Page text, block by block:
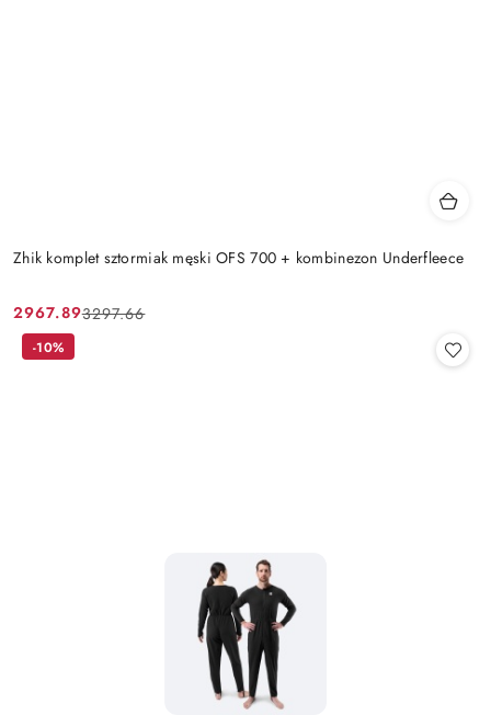
Zhik komplet sztormiak męski OFS 700 + kombinezon Underfleece
Cena
promocyjna:
2967.89
Cena
przed
3297.66
-10%